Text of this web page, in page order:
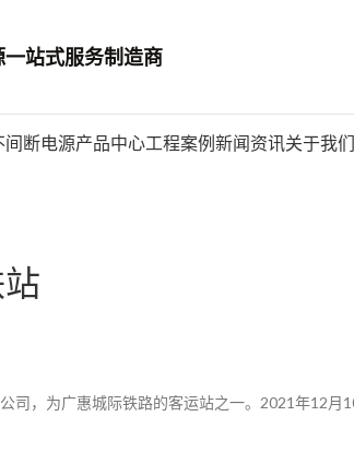
站式服务制造商
间断电源产品中心工程案例新闻资讯关于我们
，为广惠城际铁路的客运站之一。2021年12月